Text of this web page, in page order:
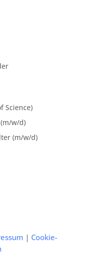
Science)
w/d)
(m/w/d)
| Cookie-